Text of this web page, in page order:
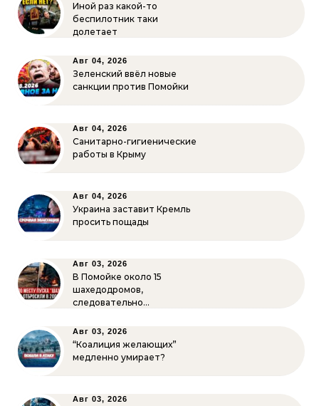
Иной раз какой-то
беспилотник таки
долетает
Авг 04, 2026
Зеленский ввёл новые
санкции против Помойки
Авг 04, 2026
Санитарно-гигиенические
работы в Крыму
Авг 04, 2026
Украина заставит Кремль
просить пощады
Авг 03, 2026
В Помойке около 15
шахедодромов,
следовательно…
Авг 03, 2026
“Коалиция желающих”
медленно умирает?
Авг 03, 2026